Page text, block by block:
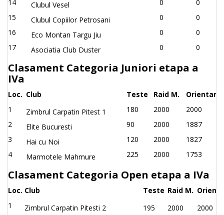
14
Clubul Vesel 0
0
15
Clubul Copiilor Petrosani 0
0
16
Eco Montan Targu Jiu 0
0
17
Asociatia Club Duster 0 0
Clasament Categoria Juniori etapa a
IVa
Loc. Club Teste Raid M.
Orientare
1
Zimbrul Carpatin Pitest 1 180 2000
2000
2
Elite Bucuresti 90 2000
1887
3
Hai cu Noi 120 2000
1827
4
Marmotele Mahmure 225 2000 1753
Clasament Categoria Open etapa a IVa
Loc. Club Teste Raid M.
1
Zimbrul Carpatin Pitesti 2 195 2000
2000